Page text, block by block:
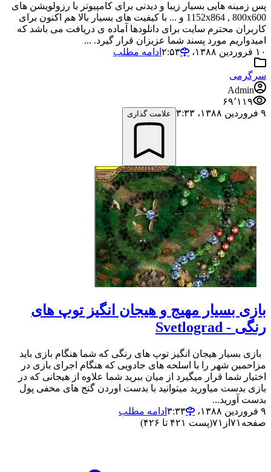
پس زمینه هایی بسیار زیبا و دیدنی برای کامپیوتر با رزولویشن های
1152x864 , 800x600 و ... با کیفیت های بسیار بالا هم اکنون برای
کاربران محترم سایت برای دانلودها آماده ی دریافت می باشد که
امیدواریم مورد پسند شما عزیزان قرار گیرد. ...
۱۰ فروردین ۱۳۸۸،‏ ۲:۵۳
ادامه مطلب
سرگرمی
Admin
۶۹٬۱۱۹
۹ فروردین ۱۳۸۸،‏ ۳:۳۳
علامت گذاری
بازی بسیار مهیج و هیجان انگیز توپ های
رنگی - Svetlograd
بازی بسیار هیجان انگیز توپ های رنگی که شما هنگام بازی باید
مزاحمین شهر را با اسلحه های جادویی که هنگام اجرای بازی در
اختیار شما قرار میگیرد از میان ببرید شما علاوه از هیجانی که در
بازی بدست میاورید میتوانید با بدست اوردن گنج های مخفی پول
بدست آورید...
۹ فروردین ۱۳۸۸،‏ ۳:۳۳
ادامه مطلب
صفحه ۷۱ از ۷۱(پست ۴۲۱ تا ۴۲۶)